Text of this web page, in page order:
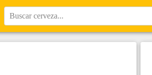
Buscar cerveza...